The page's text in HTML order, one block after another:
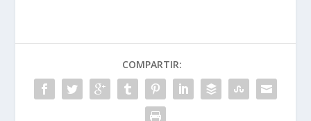
COMPARTIR: